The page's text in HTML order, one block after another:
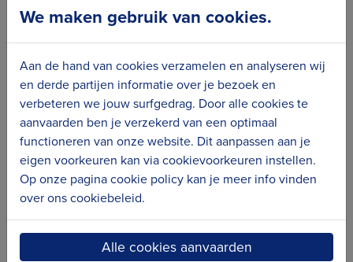
Erfgoedkaart FARO
We maken gebruik van cookies.
Aan de hand van cookies verzamelen en analyseren wij
en derde partijen informatie over je bezoek en
verbeteren we jouw surfgedrag. Door alle cookies te
aanvaarden ben je verzekerd van een optimaal
functioneren van onze website. Dit aanpassen aan je
eigen voorkeuren kan via cookievoorkeuren instellen.
Op onze pagina cookie policy kan je meer info vinden
over ons cookiebeleid.
Alle cookies aanvaarden